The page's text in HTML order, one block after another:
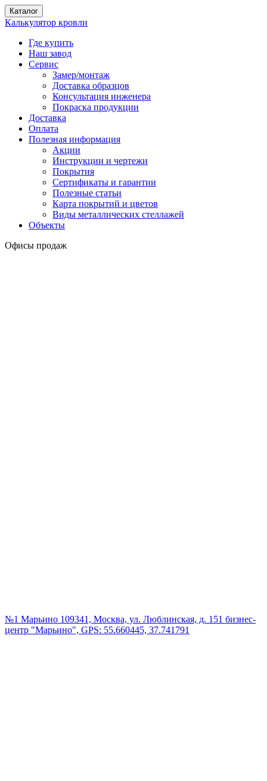
Каталог
Калькулятор кровли
Где купить
Наш завод
Сервис
Замер/монтаж
Доставка образцов
Консультация инженера
Покраска продукции
Доставка
Оплата
Полезная информация
Акции
Инструкции и чертежи
Покрытия
Сертификаты и гарантии
Полезные статьи
Карта покрытий и цветов
Виды металлических стеллажей
Объекты
Офисы продаж
№1 Марьино 109341, Москва, ул. Люблинская, д. 151 бизнес-
центр "Марьино", GPS: 55.660445, 37.741791